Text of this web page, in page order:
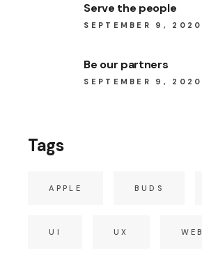
Serve the people
SEPTEMBER 9, 2020
Be our partners
SEPTEMBER 9, 2020
Tags
APPLE BUDS
UI UX WEB